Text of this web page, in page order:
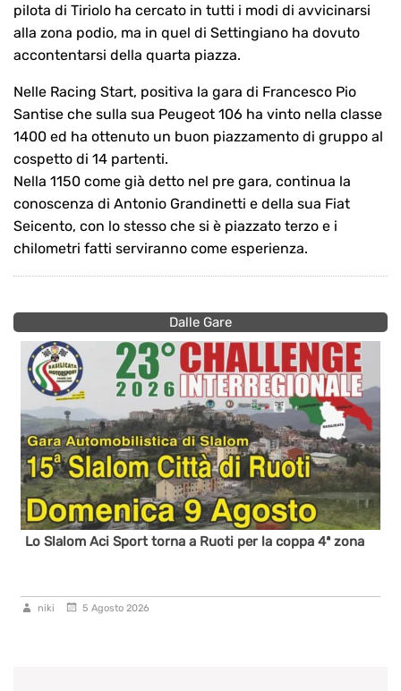
pilota di Tiriolo ha cercato in tutti i modi di avvicinarsi
alla zona podio, ma in quel di Settingiano ha dovuto
accontentarsi della quarta piazza.
Nelle Racing Start, positiva la gara di Francesco Pio
Santise che sulla sua Peugeot 106 ha vinto nella classe
1400 ed ha ottenuto un buon piazzamento di gruppo al
cospetto di 14 partenti.
Nella 1150 come già detto nel pre gara, continua la
conoscenza di Antonio Grandinetti e della sua Fiat
Seicento, con lo stesso che si è piazzato terzo e i
chilometri fatti serviranno come esperienza.
Dalle Gare
Lo Slalom Aci Sport torna a Ruoti per la coppa 4ª zona
niki 5 Agosto 2026